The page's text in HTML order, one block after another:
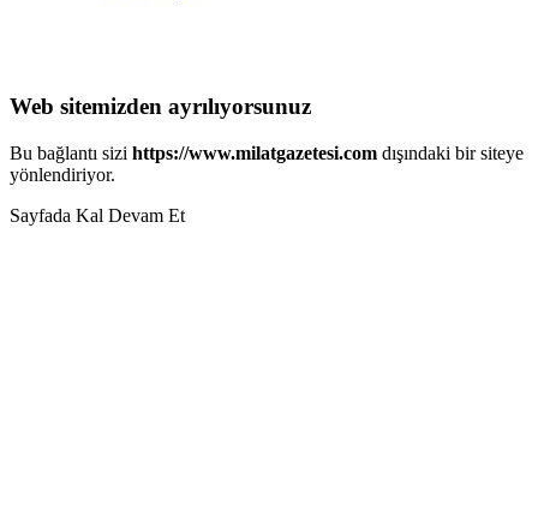
Web sitemizden ayrılıyorsunuz
Bu bağlantı sizi https://www.milatgazetesi.com dışındaki bir siteye
yönlendiriyor.
Sayfada Kal Devam Et